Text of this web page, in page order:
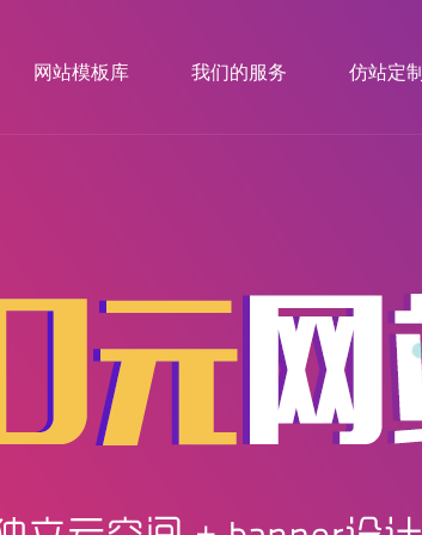
网站模板库 我们的服务 仿站定制